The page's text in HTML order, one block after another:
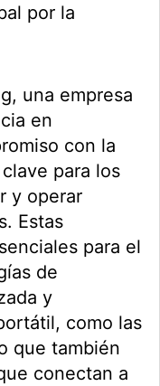
por la
una empresa
en
con la
para los
y operar
Estas
para el
de
y
como las
que también
conectan a